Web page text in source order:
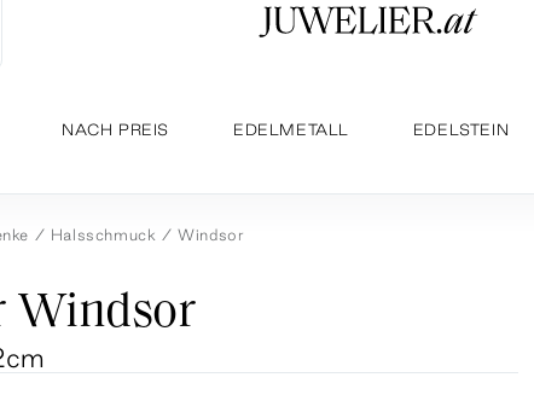
NACH PREIS EDELMETALL EDELSTEIN
Halsschmuck Windsor
Windsor